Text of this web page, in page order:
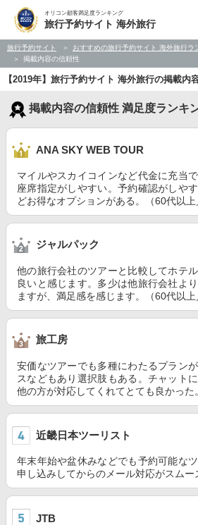
オリコン顧客満足度ランキング
旅行予約サイト 海外旅行
旅行予約サイト おすすめの旅行予約サイト 海外旅行ラ
掲載内容の信頼性
【2019年】旅行予約サイト 海外旅行の掲載内
掲載内容の信頼性 満足度ランキ
ANA SKY WEB TOUR
マイルやスカイコインなど代金に充当
座席指定がしやすい。予約確認がしや
どお得なオプションがある。（60代以上
ジャルパック
他の旅行会社のツアーと比較してホテ
良いと感じます。多少は他旅行会社よ
ますが、満足感を感じます。（60代以上
旅工房
安価なツアーでも多種にわたるプラン
スなどもあり選択肢もある。チャット
他の方が対応してくれてとても良かった
近畿日本ツーリスト
年末年始や盆休みなどでも予約可能な
申し込みしてからのメール対応がスムー
JTB